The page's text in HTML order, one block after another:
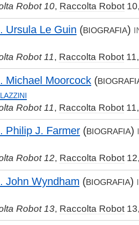
Robot 10, Raccolta Robot
Ursula Le Guin (BIOGRAFIA)
Robot 11, Raccolta Robot
Michael Moorcock (
Robot 11, Raccolta Robot
Philip J. Farmer (BIOGRAFIA)
Robot 12, Raccolta Robot
John Wyndham (BIOGRAFIA)
Robot 13, Raccolta Robot